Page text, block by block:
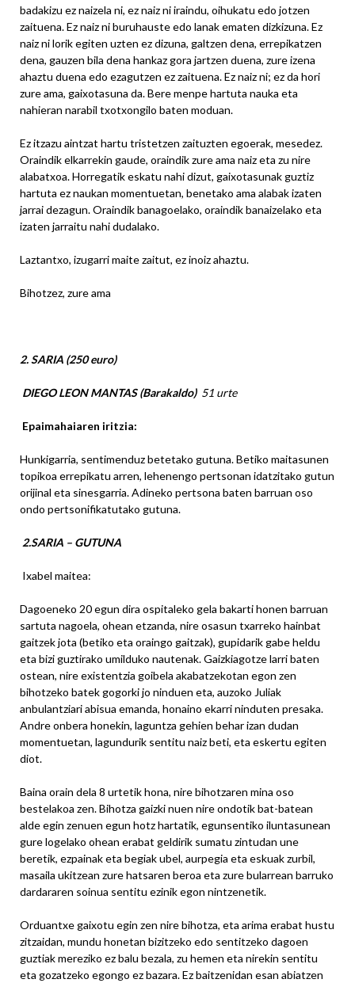
badakizu ez naizela ni, ez naiz ni iraindu, oihukatu edo jotzen
zaituena. Ez naiz ni buruhauste edo lanak ematen dizkizuna. Ez
naiz ni lorik egiten uzten ez dizuna, galtzen dena, errepikatzen
dena, gauzen bila dena hankaz gora jartzen duena, zure izena
ahaztu duena edo ezagutzen ez zaituena. Ez naiz ni; ez da hori
zure ama, gaixotasuna da. Bere menpe hartuta nauka eta
nahieran narabil txotxongilo baten moduan.
Ez itzazu aintzat hartu tristetzen zaituzten egoerak, mesedez.
Oraindik elkarrekin gaude, oraindik zure ama naiz eta zu nire
alabatxoa. Horregatik eskatu nahi dizut, gaixotasunak guztiz
hartuta ez naukan momentuetan, benetako ama alabak izaten
jarrai dezagun. Oraindik banagoelako, oraindik banaizelako eta
izaten jarraitu nahi dudalako.
Laztantxo, izugarri maite zaitut, ez inoiz ahaztu.
Bihotzez, zure ama
2. SARIA (250 euro)
DIEGO LEON MANTAS (Barakaldo) 51 urte
Epaimahaiaren iritzia:
Hunkigarria, sentimenduz betetako gutuna. Betiko maitasunen
topikoa errepikatu arren, lehenengo pertsonan idatzitako gutun
orijinal eta sinesgarria. Adineko pertsona baten barruan oso
ondo pertsonifikatutako gutuna.
2.SARIA – GUTUNA
Ixabel maitea:
Dagoeneko 20 egun dira ospitaleko gela bakarti honen barruan
sartuta nagoela, ohean etzanda, nire osasun txarreko hainbat
gaitzek jota (betiko eta oraingo gaitzak), gupidarik gabe heldu
eta bizi guztirako umilduko nautenak. Gaizkiagotze larri baten
ostean, nire existentzia goibela akabatzekotan egon zen
bihotzeko batek gogorki jo ninduen eta, auzoko Juliak
anbulantziari abisua emanda, honaino ekarri ninduten presaka.
Andre onbera honekin, laguntza gehien behar izan dudan
momentuetan, lagundurik sentitu naiz beti, eta eskertu egiten
diot.
Baina orain dela 8 urtetik hona, nire bihotzaren mina oso
bestelakoa zen. Bihotza gaizki nuen nire ondotik bat-batean
alde egin zenuen egun hotz hartatik, egunsentiko iluntasunean
gure logelako ohean erabat geldirik sumatu zintudan une
beretik, ezpainak eta begiak ubel, aurpegia eta eskuak zurbil,
masaila ukitzean zure hatsaren beroa eta zure bularrean barruko
dardararen soinua sentitu ezinik egon nintzenetik.
Orduantxe gaixotu egin zen nire bihotza, eta arima erabat hustu
zitzaidan, mundu honetan bizitzeko edo sentitzeko dagoen
guztiak mereziko ez balu bezala, zu hemen eta nirekin sentitu
eta gozatzeko egongo ez bazara. Ez baitzenidan esan abiatzen